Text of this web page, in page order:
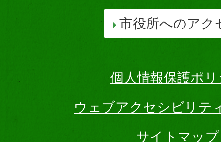
市役所へのアク
個人情報保護ポ
ウェブアクセシビリテ
サイトマップ